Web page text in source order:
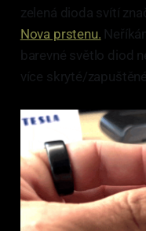
zelená dioda svítí
Nova prstenu.
barevné světlo diod
více skryté/zapuštěné.